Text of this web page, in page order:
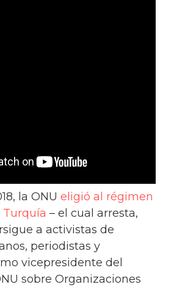
la ONU eligió al régimen
Turquía – el cual arresta,
a activistas de
periodistas y
vicepresidente del
sobre Organizaciones